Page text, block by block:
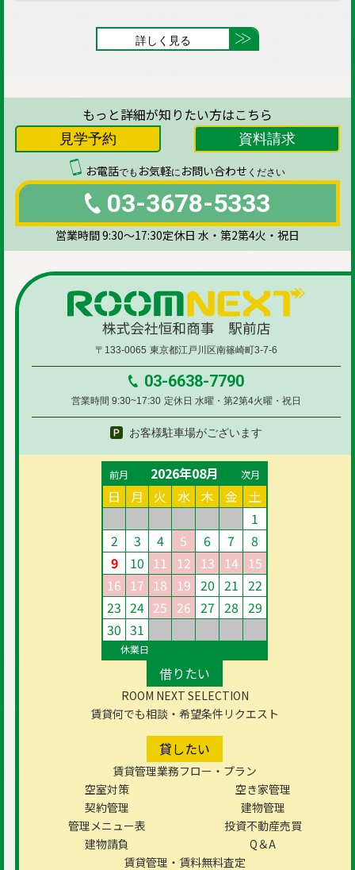
詳しく見る
もっと詳細が知りたい方はこちら
見学予約
資料請求
お電話でも お気軽に お問い合わせ ください
03-3678-5333
営業時間 9:30～17:30定休日 水・第2第4火・祝日
〒133-0065 東京都江戸川区南篠崎町3-7-6
03-6638-7790
営業時間 9:30~17:30 定休日 水曜・第2第4火曜・祝日
お客様駐車場がございます
借りたい
ROOM NEXT SELECTION
賃貸何でも相談・希望条件リクエスト
貸したい
賃貸管理業務フロー・プラン
空室対策
空き家管理
契約管理
建物管理
管理メニュー表
投資不動産売買
建物請負
Q＆A
賃貸管理・賃料無料査定
前月 2026年08月 次月
日 月 火 水 木 金
土
1
2
3 4 5 6 7
8
9
10 11 12 13 14
15
16 17 18 19 20 21 22
23 24 25 26 27 28 29
30 31
休業日